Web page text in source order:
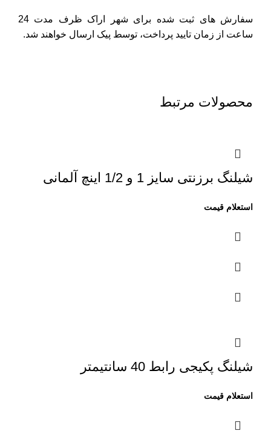
سفارش های ثبت شده برای شهر اراک ظرف مدت 24
ساعت از زمان تایید پرداخت، توسط پیک ارسال خواهند شد.
محصولات مرتبط
شیلنگ برزنتی سایز 1 و 1/2 اینچ آلمانی
شیلنگ پکیجی رابط 40 سانتیمتر